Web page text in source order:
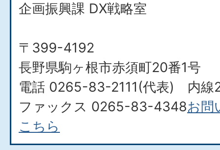
企画振興課 DX戦略室
〒399-4192
長野県駒ヶ根市赤須町20番1号
電話 0265-83-2111(代表) 内線
ファックス 0265-83-4348お問
こちら